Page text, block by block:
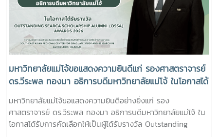
การเสวนาแลกเปลี่ยนแนวปฏิบัติที่ดีด้านความร่วมมือเพื่อการ
พัฒนา โดยผู้แทนจากองค์การอนามัยโลก (WHO) กองทุน
ประชากรแห่งสหประชาชาติ (UNFPA) และคณะกรรมาธิการ
เศรษฐกิจและสังคมแห่งสหประชาชาติสำหรับเอเชียและแปซิฟิก
(UNESCAP) รวมถึงการเสวนาเกี่ยวกับบทบาทของอาสาสมัครใน
การขับเคลื่อนการพัฒนาท้องถิ่น พร้อมนิทรรศการนำเสนอผล
สำเร็จของความร่วมมือด้านการพัฒนาระหว่างประเทศทั้งนี้
สนับสนุนการแลกเปลี่ยนองค์ความรู้ และขยายเครือข่ายความร่วม
มือกับองค์กรทั้งในประเทศและต่างประเทศ เพื่อร่วมขับเคลื่อนการ
พัฒนาที่ยั่งยืนตามเป้าหมายการพัฒนาที่ยั่งยืน
มหาวิทยาลัยแม่โจ้ขอแสดงความยินดีแก่ รองศาสตราจารย์
ดร.วีระพล ทองมา อธิการบดีมหาวิทยาลัยแม่โจ้ ในโอกาสได้
รับรางวัล Outstanding SEARCA Scholarship Alumni
(OSSA) Awards 2026
มหาวิทยาลัยแม่โจ้ขอแสดงความยินดีอย่างยิ่งแก่ รอง
ศาสตราจารย์ ดร.วีระพล ทองมา อธิการบดีมหาวิทยาลัยแม่โจ้ ใน
โอกาสได้รับการคัดเลือกให้เป็นผู้ได้รับรางวัล Outstanding